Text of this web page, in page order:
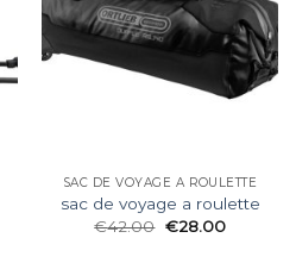
SAC DE VOYAGE A ROULETTE
sac de voyage a roulette
€42.00 €28.00